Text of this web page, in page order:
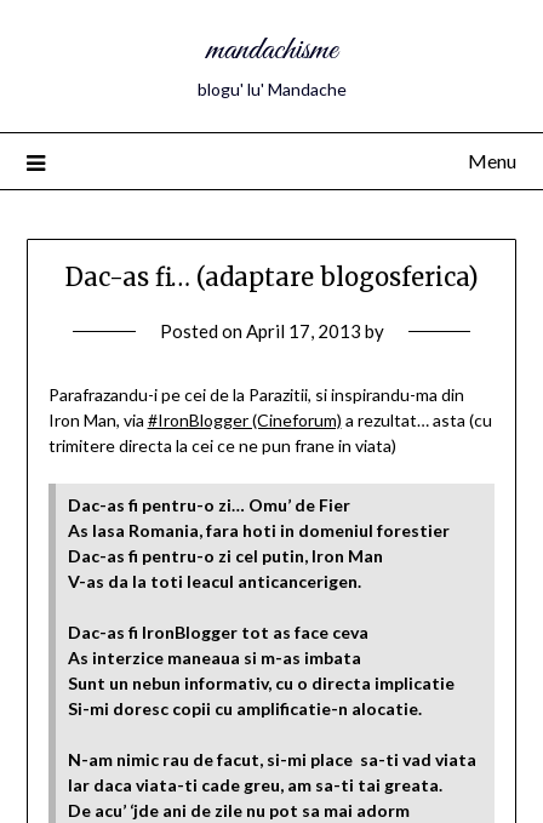
mandachisme
blogu' lu' Mandache
Menu
Dac-as fi… (adaptare blogosferica)
Posted onApril 17, 2013 by
Parafrazandu-i pe cei de la Parazitii, si inspirandu-ma din
Iron Man, via #IronBlogger (Cineforum) a rezultat… asta (cu
trimitere directa la cei ce ne pun frane in viata)
Dac-as fi pentru-o zi… Omu’ de Fier
As lasa Romania, fara hoti in domeniul forestier
Dac-as fi pentru-o zi cel putin, Iron Man
V-as da la toti leacul anticancerigen.
Dac-as fi IronBlogger tot as face ceva
As interzice maneaua si m-as imbata
Sunt un nebun informativ, cu o directa implicatie
Si-mi doresc copii cu amplificatie-n alocatie.
N-am nimic rau de facut, si-mi place sa-ti vad viata
Iar daca viata-ti cade greu, am sa-ti tai greata.
De acu’ ‘jde ani de zile nu pot sa mai adorm